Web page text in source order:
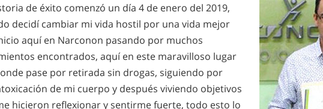
de éxito comenzó un día 4 de enero del 2019,
decidí cambiar mi vida hostil por una vida mejor
aquí en Narconon pasando por muchos
encontrados, aquí en este maravilloso lugar
pase por retirada sin drogas, siguiendo por
de mi cuerpo y después viviendo objetivos
hicieron reflexionar y sentirme fuerte, todo esto lo